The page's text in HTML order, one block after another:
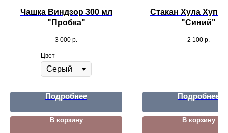
Чашка Виндзор 300 мл
"Пробка"
3 000 р.
Цвет
Подробнее
В корзину
Стакан Хула Хуп
"Синий"
2 100 р.
Подробнее
В корзину